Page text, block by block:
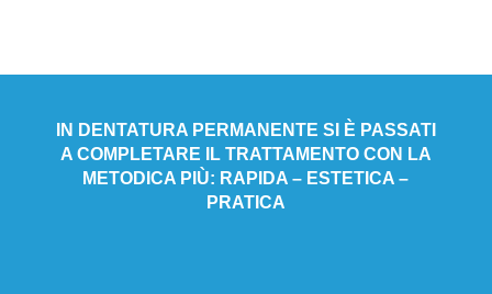
IN DENTATURA PERMANENTE SI È PASSATI
A COMPLETARE IL TRATTAMENTO CON LA
METODICA PIÙ: RAPIDA – ESTETICA –
PRATICA